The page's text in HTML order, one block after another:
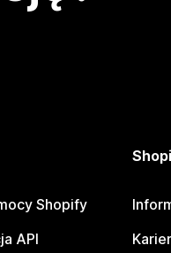
Shopify
API